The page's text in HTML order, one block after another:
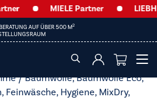
MIELE Partner
AUF ÜBER 500 M2
/ Baumwolle, Baumwolle Eco,
Feinwäsche, Hygiene, MixDry,